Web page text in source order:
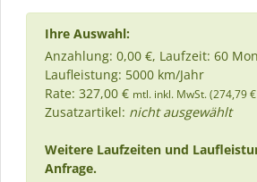
Ihre Auswahl:
Anzahlung: 0,00 €, Laufzeit: 60
Laufleistung: 5000 km/Jahr
Rate: 327,00 € mtl. inkl. MwSt. (274,79
Zusatzartikel: nicht ausgewählt
Weitere Laufzeiten und
Anfrage.